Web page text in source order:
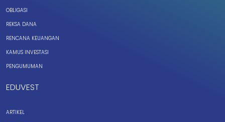
OBLIGASI
REKSA DANA
RENCANA KEUANGAN
KAMUS INVESTASI
PENGUMUMAN
EDUVEST
ARTIKEL